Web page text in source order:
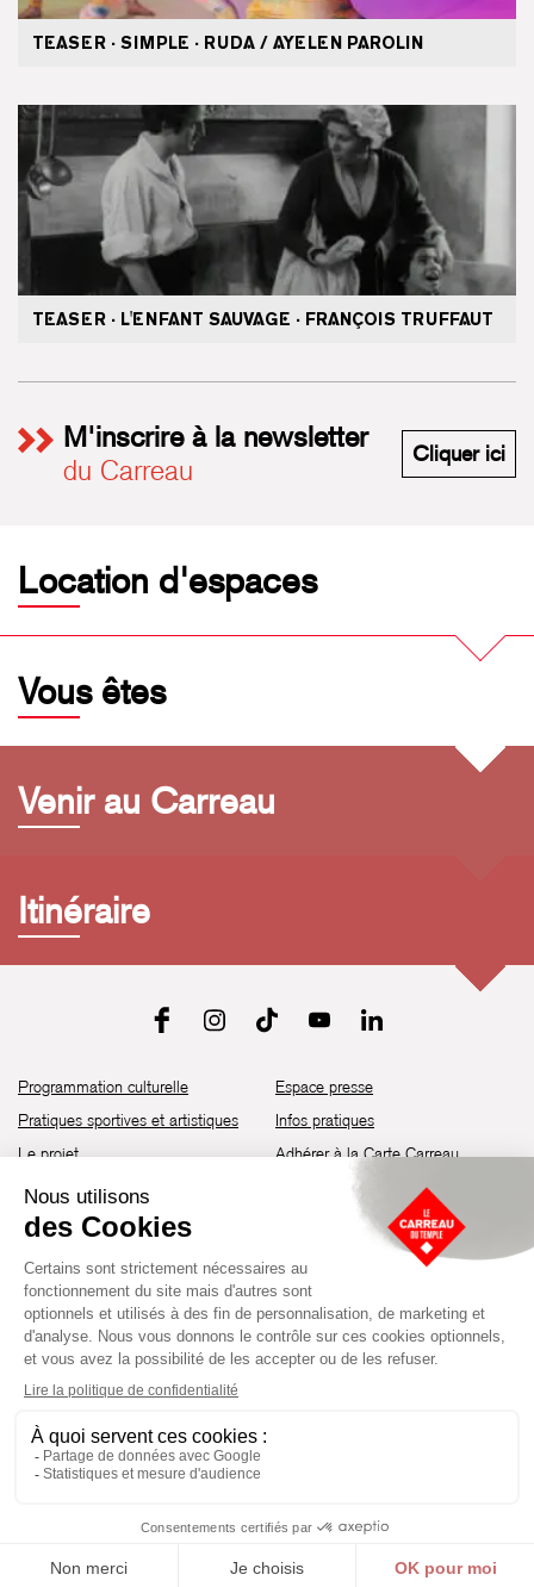
TEASER · SIMPLE · RUDA / AYELEN PAROLIN
TEASER · L'ENFANT SAUVAGE · FRANÇOIS TRUFFAUT
M'inscrire à la newsletter
du Carreau
Cliquer ici
Location d'espaces
Vous êtes
Venir au Carreau
Itinéraire
Programmation culturelle
Pratiques sportives et artistiques
Le projet
Brochure de saison 25-26
Découvrir les espaces
Devenir partenaire
Espace presse
Infos pratiques
Adhérer à la Carte Carreau
Guide d’accessibilité
Établissement culturel et sportif à l’architecture industrielle de la fin du
XIXème siècle, le Carreau du Temple fut réhabilité en 2014 par la Ville
artistiques, culturels et sportifs, à travers une programmation éclectique